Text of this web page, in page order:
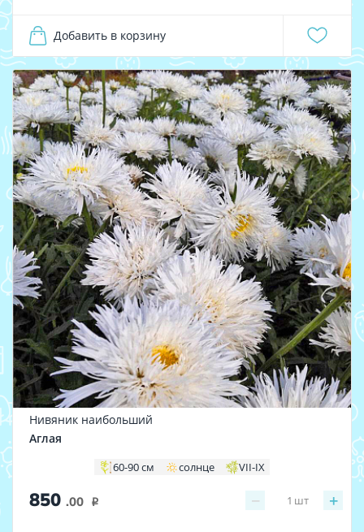
Добавить в корзину
Нивяник наибольший
Аглая
60-90 см солнце VII-IX
850 .00 i − +
1 шт